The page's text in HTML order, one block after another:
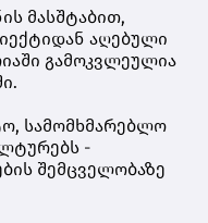
მასშტაბით,
აღებული
გამოკვლეულია
სამომხმარებლო
-
შემცველობაზე